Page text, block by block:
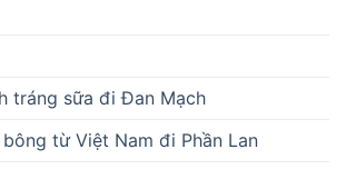
tráng sữa đi Đan Mạch
từ Việt Nam đi Phần Lan